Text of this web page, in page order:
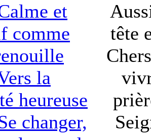
et
comme
la
heureuse
changer,
tête